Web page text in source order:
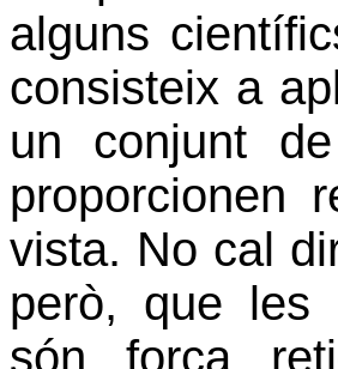
alguns
consisteix a
un conjunt
proporcionen
vista. No cal
però, que les
són força